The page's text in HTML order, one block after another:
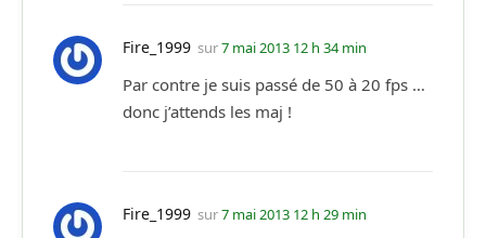
Fire_1999 sur7 mai 2013 12 h 34 min
Par contre je suis passé de 50 à 20 fps …
donc j’attends les maj !
Fire_1999 sur7 mai 2013 12 h 29 min